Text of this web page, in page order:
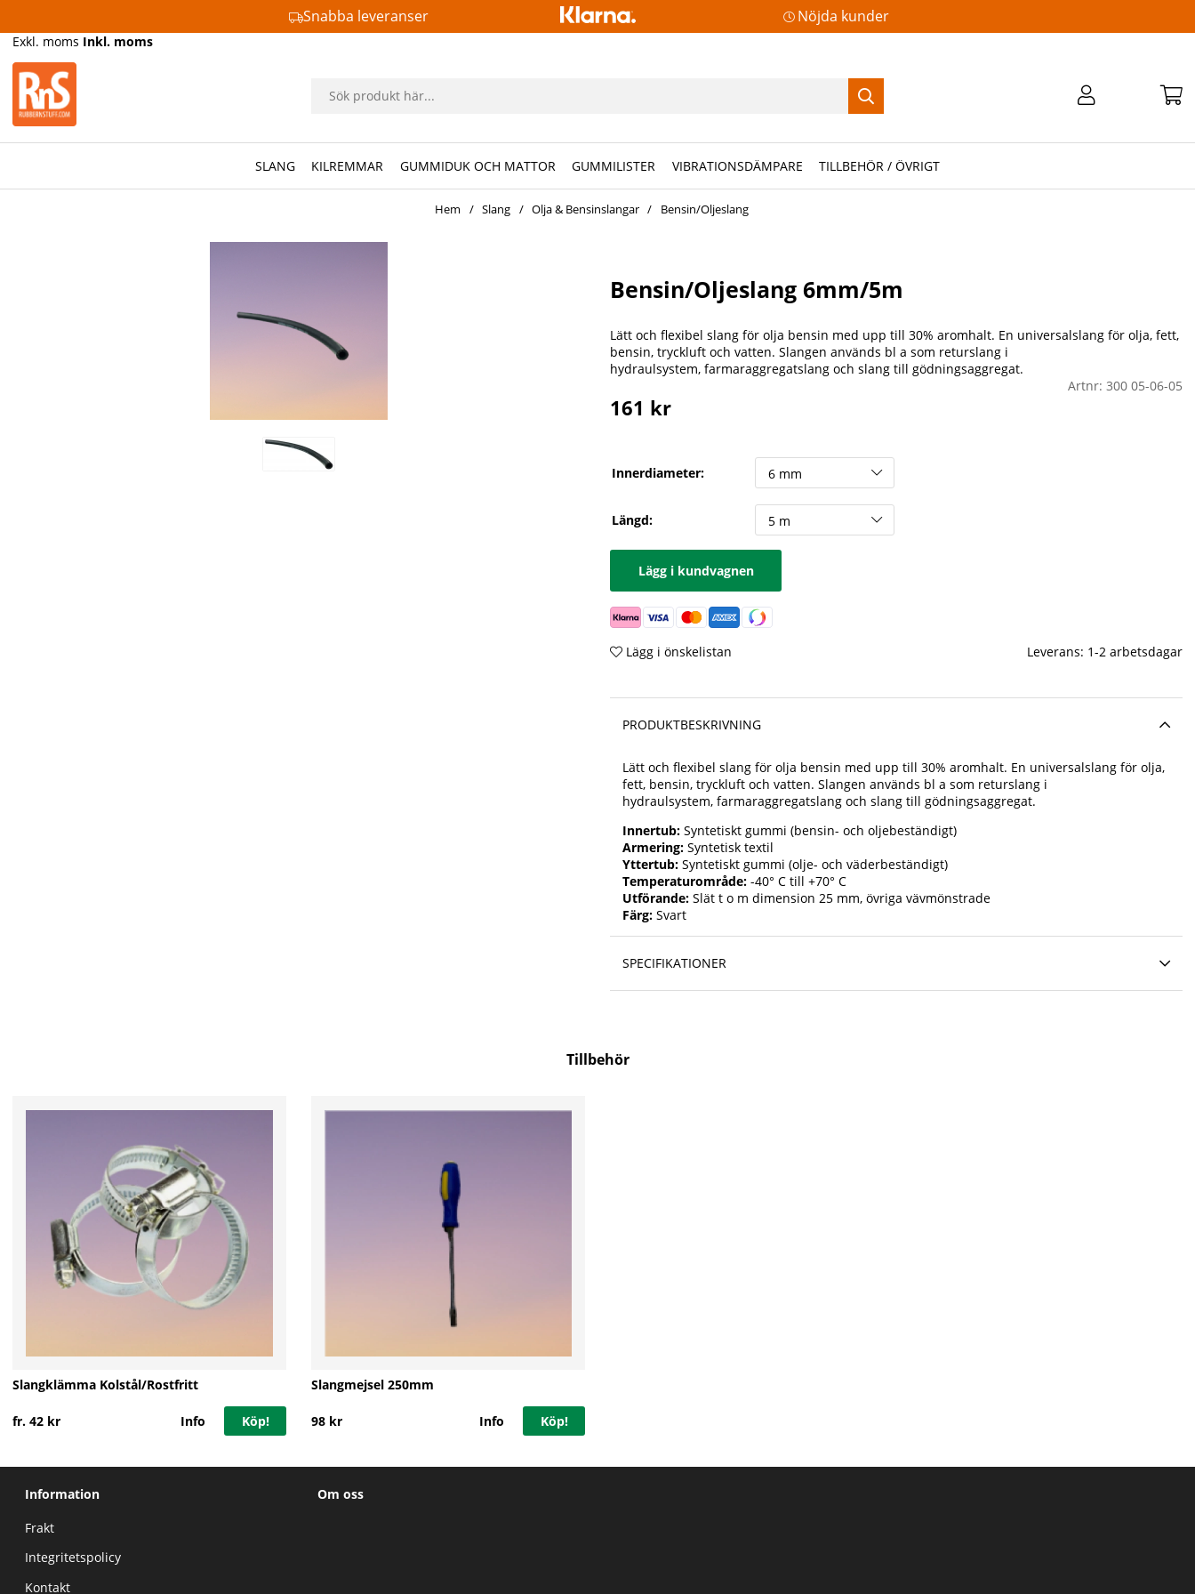
Snabba leveranser Nöjda kunder
Exkl. moms Inkl. moms
SLANG KILREMMAR GUMMIDUK OCH MATTOR GUMMILISTER VIBRATIONSDÄMPARE TILLBEHÖR / ÖVRIGT
Hem Slang Olja & Bensinslangar Bensin/Oljeslang
Bensin/Oljeslang 6mm/5m
Lätt och flexibel slang för olja bensin med upp till 30% aromhalt. En universalslang för olja, fett,
bensin, tryckluft och vatten. Slangen används bl a som returslang i
hydraulsystem, farmaraggregatslang och slang till gödningsaggregat.
Artnr: 300 05-06-05
161 kr
Innerdiameter:
Längd:
Lägg i kundvagnen
Lägg i önskelistan Leverans: 1-2 arbetsdagar
PRODUKTBESKRIVNING
Lätt och flexibel slang för olja bensin med upp till 30% aromhalt. En universalslang för olja,
fett, bensin, tryckluft och vatten. Slangen används bl a som returslang i
hydraulsystem, farmaraggregatslang och slang till gödningsaggregat.
Innertub: Syntetiskt gummi (bensin- och oljebeständigt)
Armering: Syntetisk textil
Yttertub: Syntetiskt gummi (olje- och väderbeständigt)
Temperaturområde: -40° C till +70° C
Utförande: Slät t o m dimension 25 mm, övriga vävmönstrade
Färg: Svart
SPECIFIKATIONER
Tillbehör
Slangklämma Kolstål/Rostfritt
fr. 42 kr Köp!
Info
Slangmejsel 250mm
98 kr Köp!
Info
Information
Frakt
Integritetspolicy
Kontakt
Om oss